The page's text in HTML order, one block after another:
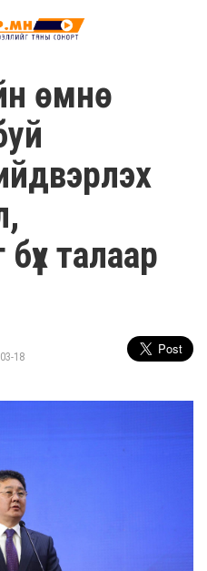
өмнө
талаар
18